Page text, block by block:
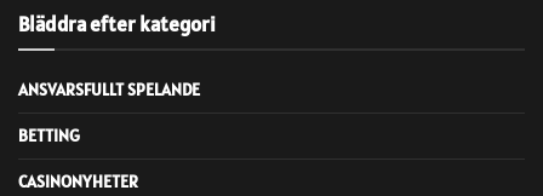
Bläddra efter kategori
ANSVARSFULLT SPELANDE
BETTING
CASINONYHETER